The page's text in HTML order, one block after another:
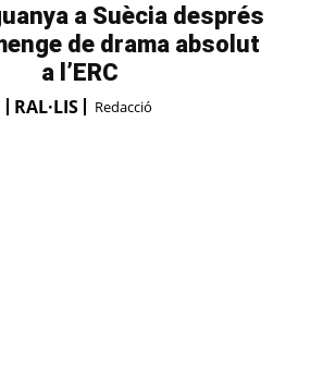
a Suècia després
de drama absolut
a l’ERC
RAL·LIS Redacció